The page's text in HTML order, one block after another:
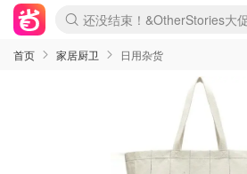
Boticinal 夏促开抢！
4折！lulu周四疯狂上新
还没结束！&OtherStories大促
Joybuy变相75折 随时失效
速领！Stanley独家85折
疑似霸哥！Camper额外叠85折
Zalando 奥莱闪促！每日更新
Moncler反季囤！5折起+叠9折
Coach Brooklyn仅€192
首页 家居厨卫 日用杂货